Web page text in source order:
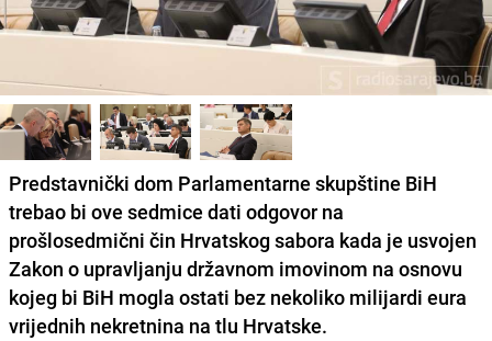
Predstavnički dom Parlamentarne skupštine BiH
trebao bi ove sedmice dati odgovor na
prošlosedmični čin Hrvatskog sabora kada je usvojen
Zakon o upravljanju državnom imovinom na osnovu
kojeg bi BiH mogla ostati bez nekoliko milijardi eura
vrijednih nekretnina na tlu Hrvatske.